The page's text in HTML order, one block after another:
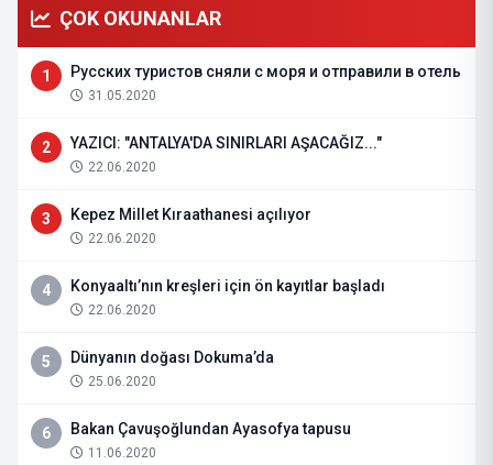
ÇOK OKUNANLAR
1 Русских туристов сняли с моря и отправили в отель
31.05.2020
2 YAZICI: "ANTALYA'DA SINIRLARI AŞACAĞIZ..."
22.06.2020
3 Kepez Millet Kıraathanesi açılıyor
22.06.2020
4 Konyaaltı’nın kreşleri için ön kayıtlar başladı
22.06.2020
5 Dünyanın doğası Dokuma’da
25.06.2020
6 Bakan Çavuşoğlundan Ayasofya tapusu
11.06.2020